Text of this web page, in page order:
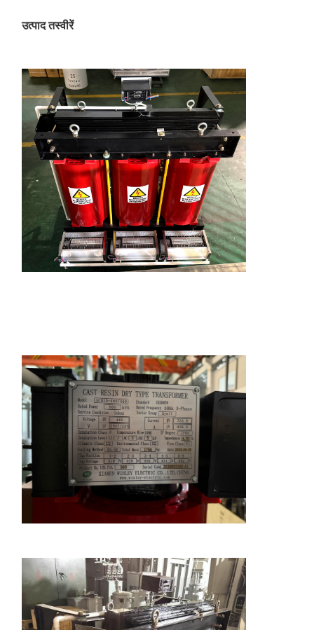
उत्पाद तस्वीरें